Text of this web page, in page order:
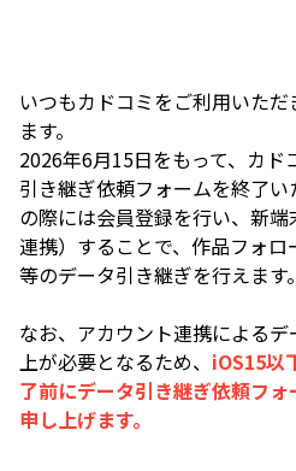
いつもカドコミをご利用いた
ます。
2026年6月15日をもって、カド
引き継ぎ依頼フォームを終了
の際には会員登録を行い、新
連携）することで、作品フォ
等のデータ引き継ぎを行えます。
なお、アカウント連携による
上が必要となるため、 iOS15以
了前にデータ引き継ぎ依頼フ
申し上げます。